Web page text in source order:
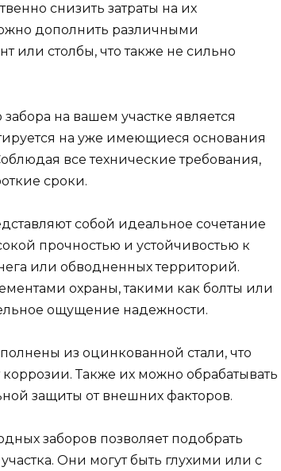
снизить затраты на их
дополнить различными
или столбы, что также не сильно
на вашем участке является
на уже имеющиеся основания
все технические требования,
сроки.
собой идеальное сочетание
прочностью и устойчивостью к
или обводненных территорий.
охраны, такими как болты или
ощущение надежности.
из оцинкованной стали, что
Также их можно обрабатывать
защиты от внешних факторов.
заборов позволяет подобрать
Они могут быть глухими или с